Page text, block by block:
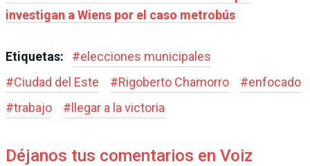
investigan a Wiens por el caso metrobús
Etiquetas: #elecciones municipales
#Ciudad del Este #Rigoberto Chamorro #enfocado
#trabajo # llegar a la victoria
Déjanos tus comentarios en Voiz